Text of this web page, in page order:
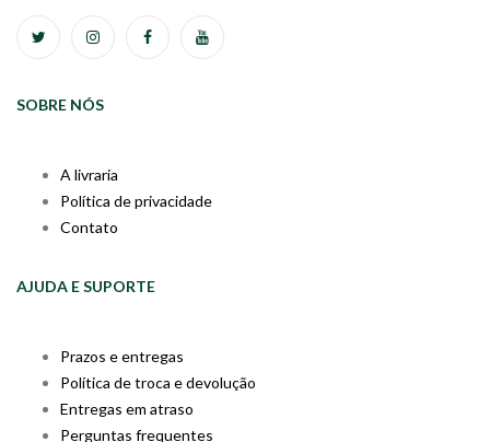
SOBRE NÓS
A livraria
Política de privacidade
Contato
AJUDA E SUPORTE
Prazos e entregas
Política de troca e devolução
Entregas em atraso
Perguntas frequentes